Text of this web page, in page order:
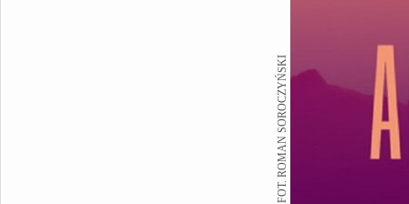
FOT. ROMAN SOROCZYŃSKI